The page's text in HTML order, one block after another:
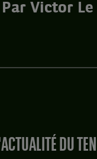
Par Victor
DU